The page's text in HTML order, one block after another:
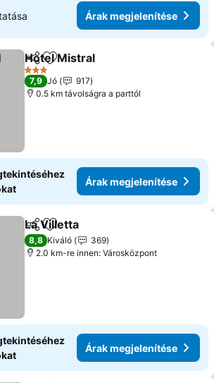
Árak megjelenítése
Megosztás
Hozzáadás a kedvencekhez
Hotel Mistral
3 Kategória
7,9 Jó
917
0.5 km távolságra a parttól
Árak megjelenítése
Megosztás
Hozzáadás a kedvencekhez
La Villetta
8,8 Kiváló
369
2.0 km-re innen: Városközpont
Árak megjelenítése